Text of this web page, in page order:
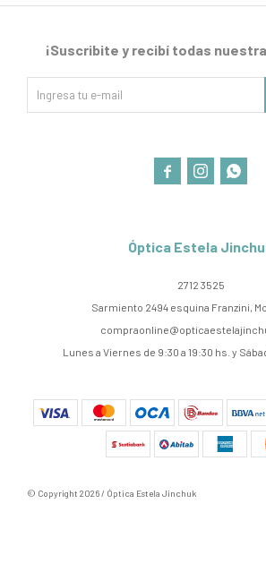
Óptica Estela
2712 3525
Sarmiento 2494 esquina Franzini,
Lunes a Viernes de 9:30 a 19:30 hs. y
¡Suscribite y recibí todas
  
© Copyright 2026 / Óptica Estela Jinchuk